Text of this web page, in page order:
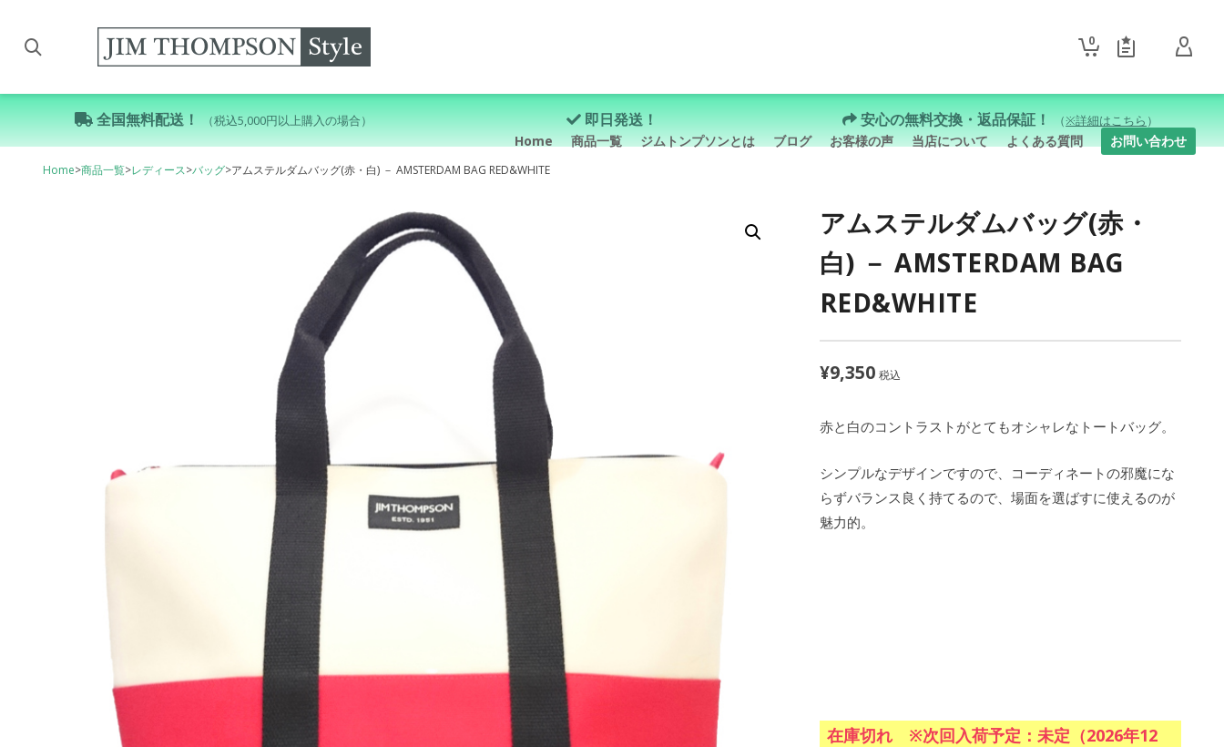
0
Home 商品一覧 ジムトンプソンとは ブログ お客様の声 当店について よくある質問 お問い合わせ
全国無料配送！ （税込5,000円以上購入の場合） 即日発送！ 安心の無料交換・返品保証！ （※詳細はこちら ）
Home>商品一覧>レディース>バッグ>アムステルダムバッグ(赤・白) － AMSTERDAM BAG RED&WHITE
アムステルダムバッグ(赤・
白) － AMSTERDAM BAG
RED&WHITE
¥9,350 税込
赤と白のコントラストがとてもオシャレなトートバッグ。
シンプルなデザインですので、コーディネートの邪魔にな
らずバランス良く持てるので、場面を選ばすに使えるのが
魅力的。
在庫切れ ※次回入荷予定：未定（2026年12